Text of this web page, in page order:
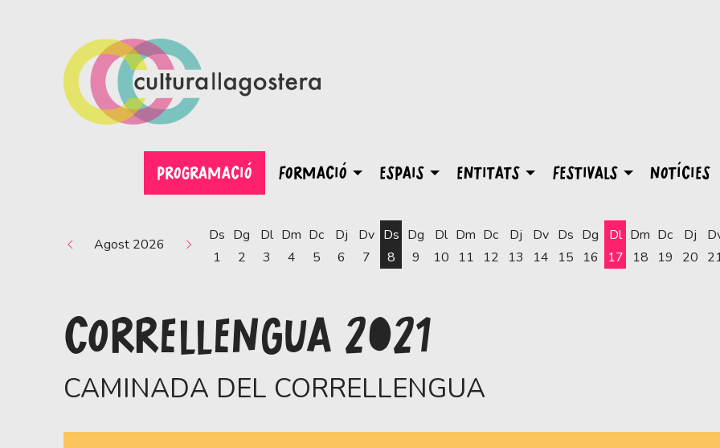
PROGRAMACIÓ FORMACIÓ ESPAIS ENTITATS FESTIVALS NOTÍCIES
Agost 2026
Ds
1
Dg
2
Dl
3
Dm
4
Dc
5
Dj
6
Dv
7
Ds
8
Dg
9
Dl
10
Dm
11
Dc
12
Dj
13
Dv
14
Ds
15
Dg
16
Dl
17
Dm
18
Dc
19
Dj
20
CORRELLENGUA 2021
CAMINADA DEL CORRELLENGUA